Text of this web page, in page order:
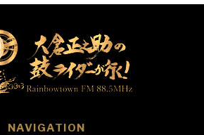
NAVIGATION